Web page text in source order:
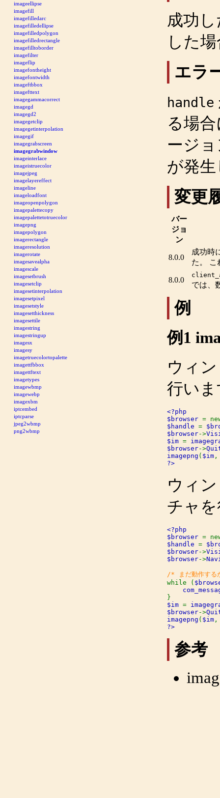
imageellipse
imagefill
imagefilledarc
imagefilledellipse
imagefilledpolygon
imagefilledrectangle
imagefilltoborder
imagefilter
imageflip
imagefontheight
imagefontwidth
imageftbbox
imagefttext
imagegammacorrect
imagegd
imagegd2
imagegetclip
imagegetinterpolation
imagegif
imagegrabscreen
imagegrabwindow
imageinterlace
imageistruecolor
imagejpeg
imagelayereffect
imageline
imageloadfont
imageopenpolygon
imagepalettecopy
imagepalettetotruecolor
imagepng
imagepolygon
imagerectangle
imageresolution
imagerotate
imagesavealpha
imagescale
imagesetbrush
imagesetclip
imagesetinterpolation
imagesetpixel
imagesetstyle
imagesetthickness
imagesettile
imagestring
imagestringup
imagesx
imagesy
imagetruecolortopalette
imagettfbbox
imagettftext
imagetypes
imagewbmp
imagewebp
imagexbm
iptcembed
iptcparse
jpeg2wbmp
png2wbmp
成功
した
エラ
handle
る場
ージ
が発
変更
バー
ジョ
ン
8.0.0
成功時
た。 こ
8.0.0
では、
例
例1
ウィ
行い
<?php
$browser =
$handle =
$browser->
$im =
$browser->
imagepng ( $im
?>
ウィ
チャ
<?php
$browser =
$handle =
$browser->
$browser->
while (
$im =
$browser->
imagepng ( $im
?>
参考